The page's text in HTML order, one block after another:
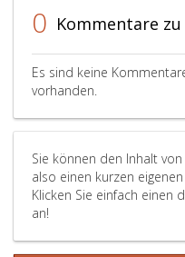
0 Kommentare zu
Es sind keine
vorhanden.
Sie können den Inhalt
also einen kurzen
Klicken Sie einfach einen
an!